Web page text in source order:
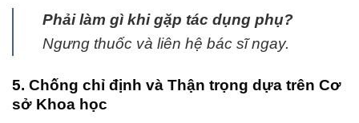
Phải làm gì khi gặp tác dụng phụ?
Ngưng thuốc và liên hệ bác sĩ ngay.
5. Chống chỉ định và Thận trọng dựa trên Cơ
sở Khoa học